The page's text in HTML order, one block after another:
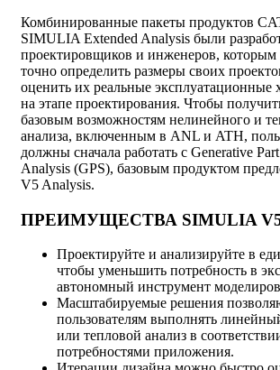
Комбинированные пакеты продуктов
SIMULIA Extended Analysis были
проектировщиков и инженеров, которым
точно определить размеры своих
оценить их реальные эксплуатационные
на этапе проектирования. Чтобы
базовым возможностям нелинейного и
анализа, включенным в ANL и ATH,
должны сначала работать с Generative
Analysis (GPS), базовым продуктом
V5 Analysis.
ПРЕИМУЩЕСТВА SIMULIA
Проектируйте и анализируйте в
чтобы уменьшить потребность в
автономный инструмент
Масштабируемые решения
пользователям выполнять
или тепловой анализ в
потребностями приложения.